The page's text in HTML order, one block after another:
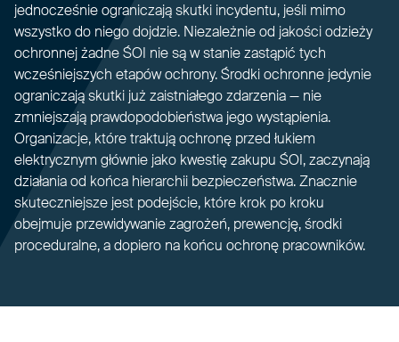
jednocześnie ograniczają skutki incydentu, jeśli mimo
wszystko do niego dojdzie. Niezależnie od jakości odzieży
ochronnej żadne ŚOI nie są w stanie zastąpić tych
wcześniejszych etapów ochrony. Środki ochronne jedynie
ograniczają skutki już zaistniałego zdarzenia — nie
zmniejszają prawdopodobieństwa jego wystąpienia.
Organizacje, które traktują ochronę przed łukiem
elektrycznym głównie jako kwestię zakupu ŚOI, zaczynają
działania od końca hierarchii bezpieczeństwa. Znacznie
skuteczniejsze jest podejście, które krok po kroku
obejmuje przewidywanie zagrożeń, prewencję, środki
proceduralne, a dopiero na końcu ochronę pracowników.